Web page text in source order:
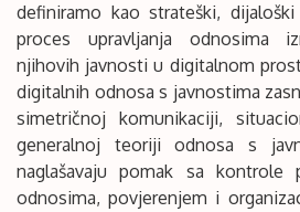
definiramo kao strateški,
proces upravljanja odnosima
njihovih javnosti u digitalnom
digitalnih odnosa s javnostima
simetričnoj komunikaciji,
generalnoj teoriji odnosa s
naglašavaju pomak sa kontrole
odnosima, povjerenjem i